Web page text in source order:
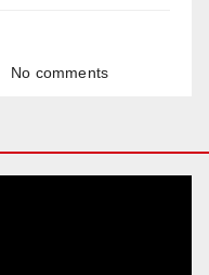
No comments